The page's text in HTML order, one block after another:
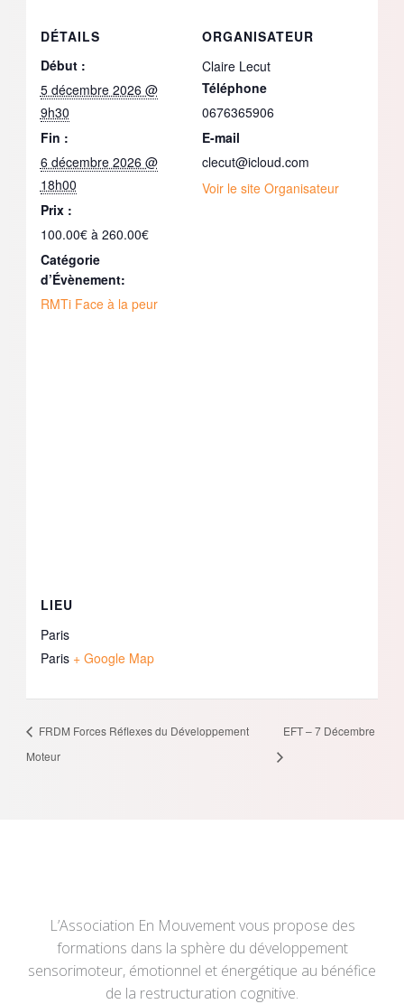
DÉTAILS
Début :
5 décembre 2026 @
9h30
Fin :
6 décembre 2026 @
18h00
Prix :
100.00€ à 260.00€
Catégorie
d’Évènement:
RMTi Face à la peur
ORGANISATEUR
Claire Lecut
Téléphone
0676365906
E-mail
clecut@icloud.com
Voir le site Organisateur
LIEU
Paris
Paris + Google Map
FRDM Forces Réflexes du Développement
Moteur
EFT – 7 Décembre
L’Association En Mouvement vous propose des
formations dans la sphère du développement
sensorimoteur, émotionnel et énergétique au bénéfice
de la restructuration cognitive.